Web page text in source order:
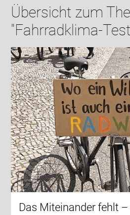
Übersicht zum
"Fahrradklima-
Das Miteinander fehlt